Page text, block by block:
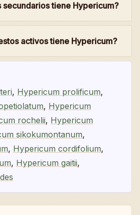
secundarios tiene Hypericum?
activos tiene Hypericum?
, Hypericum prolificum,
, Hypericum
rochelii, Hypericum
sikokumontanum,
, Hypericum cordifolium,
, Hypericum gaitii,